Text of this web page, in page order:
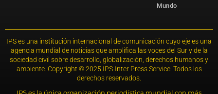
Mundo
IPS es una institución internacional de comunicación cuyo eje es una
agencia mundial de noticias que amplifica las voces del Sur y de la
sociedad civil sobre desarrollo, globalización, derechos humanos y
ambiente. Copyright © 2025 IPS-Inter Press Service. Todos los
derechos reservados.